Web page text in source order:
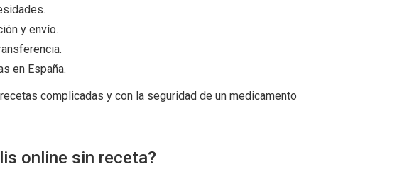
y envío.
en España.
complicadas y con la seguridad de un medicamento
online sin receta?